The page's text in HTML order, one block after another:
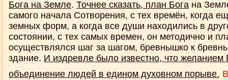
Бога на Земле. Точнее сказать, план Бога на
самого начала Сотворения, с тех времён, когда
земных форм, а когда все души находились в
состоянии, с тех самых времен, он методично и
осуществлялся шаг за шагом, бревнышко к
здание. И издревле было известно, что желанием
объединение людей в едином духовном порыве.